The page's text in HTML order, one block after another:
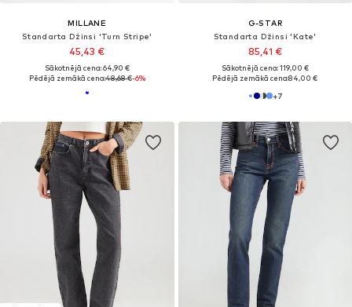
MILLANE
Standarta Džinsi 'Turn Stripe'
45,43 €
Sākotnējā cena: 64,90 €
Pēdējā zemākā cena:48,68 €-6%
G-STAR
Standarta Džinsi 'Kate'
85,41 €
Sākotnējā cena: 119,00 €
Pēdējā zemākā cena:84,00 €
+7